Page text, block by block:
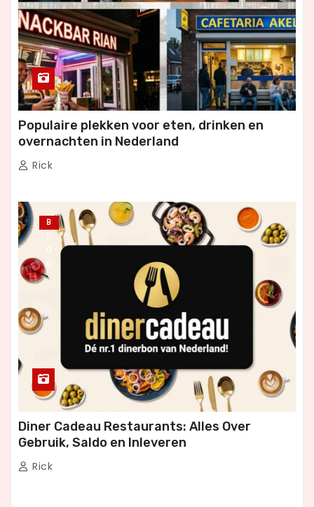
Populaire plekken voor eten, drinken en
overnachten in Nederland
Rick
B
L
O
G
Diner Cadeau Restaurants: Alles Over
Gebruik, Saldo en Inleveren
Rick